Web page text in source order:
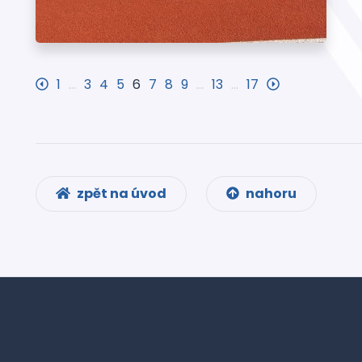
1 … 3 4 5 6 7 8 9 … 13 … 17
zpět na úvod nahoru